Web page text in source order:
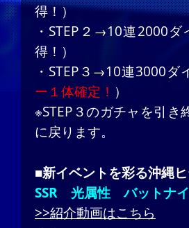
得！）
・STEP２→10連2000
得！）
・STEP３→10連3000ダ
ー１体確定！ ）
※STEP３のガチャを引き
に戻ります。
■新イベントを彩る沖縄
SSR 光属性 バットナイ
>>紹介動画はこちら